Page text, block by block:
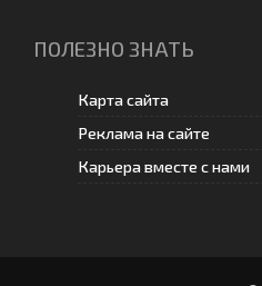
ПОЛЕЗНО ЗНАТЬ
Карта сайта
Реклама на сайте
Карьера вместе с нами